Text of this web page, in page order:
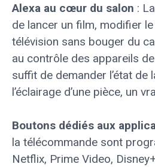
Alexa au cœur du salon :
de lancer un film, modifier
télévision sans bouger du
au contrôle des appareils
suffit de demander l’état de
l’éclairage d’une pièce, un
Boutons dédiés aux
la télécommande sont
Netflix, Prime Video,